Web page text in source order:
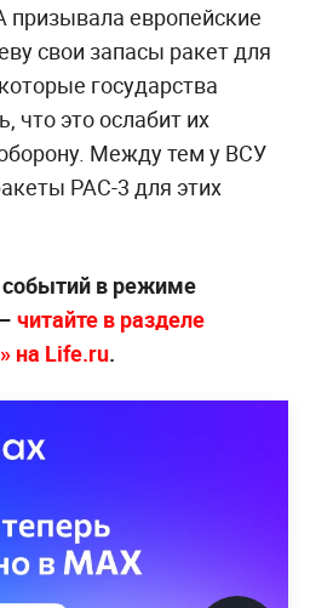
европейские
свои запасы ракет для
государства
что это ослабит их
Между тем у ВСУ
PAC-3 для этих
в режиме
читайте в разделе
на Life.ru.